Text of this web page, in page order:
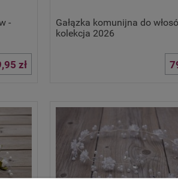
-
zł
Gałązka komunijna do
kolekcja 2026